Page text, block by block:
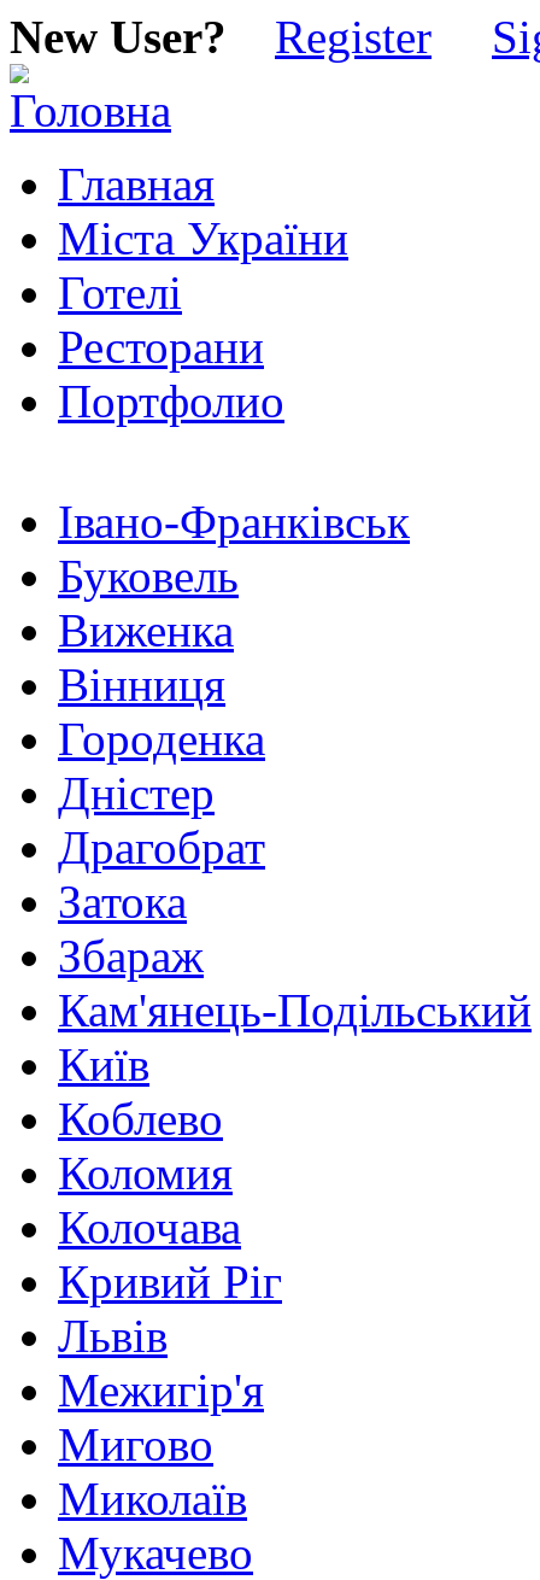
New User? Register
Главная
Міста України
Готелі
Ресторани
Портфолио
Івано-Франківськ
Буковель
Виженка
Вінниця
Городенка
Дністер
Драгобрат
Затока
Збараж
Кам'янець-Подільський
Київ
Коблево
Коломия
Колочава
Кривий Ріг
Львів
Межигір'я
Мигово
Миколаїв
Мукачево